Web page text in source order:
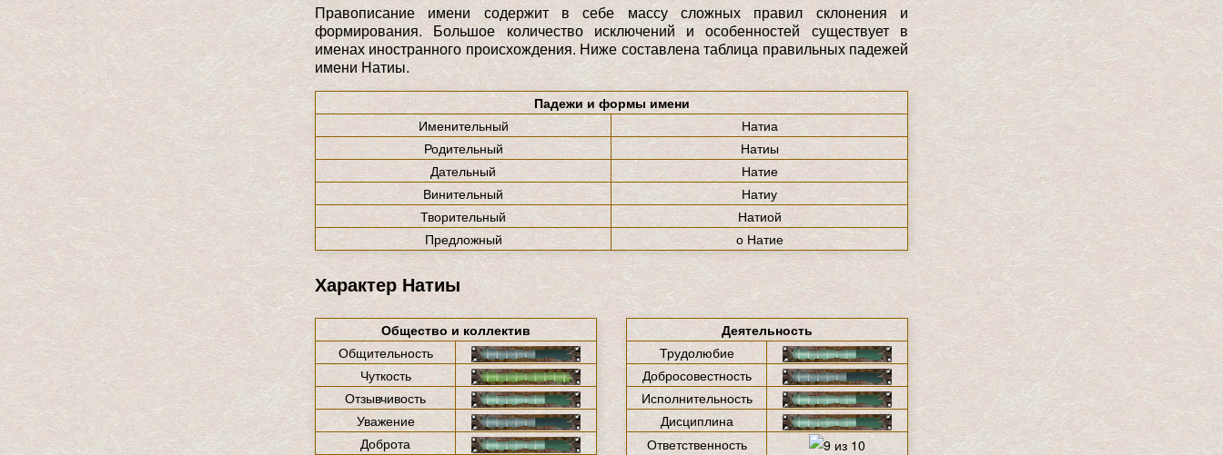
Правописание имени содержит в себе массу сложных правил склонения и
формирования. Большое количество исключений и особенностей существует в
именах иностранного происхождения. Ниже составлена таблица правильных падежей
имени Натиы.
Падежи и формы имени
Именительный
Натиа
Родительный
Натиы
Дательный
Натие
Винительный
Натиу
Творительный
Натиой
Предложный
о Натие
Характер Натиы
Общество и коллектив
Общительность
Чуткость
Отзывчивость
Уважение
Доброта
Деятельность
Трудолюбие
Добросовестность
Исполнительность
Дисциплина
Ответственность